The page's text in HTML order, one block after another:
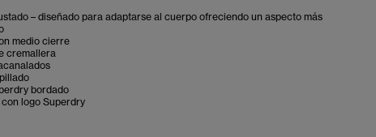
– diseñado para adaptarse al cuerpo ofreciendo un aspecto más
medio cierre
cremallera
bordado
logo Superdry